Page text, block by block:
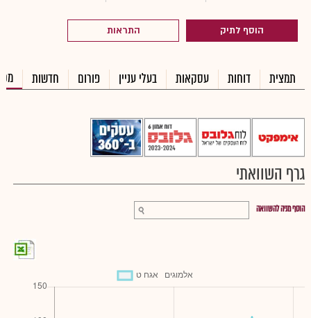
הוסף לתיק התראות
תמצית דוחות עסקאות בעלי עניין פורום חדשות
גרף השוואתי
הוסף מניה להשוואה